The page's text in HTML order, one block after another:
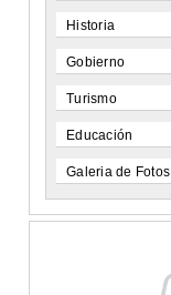
Historia
Gobierno
Turismo
Educación
Galeria de Fotos